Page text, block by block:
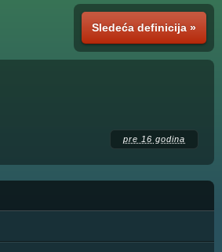
Sledeća definicija »
pre 16 godina